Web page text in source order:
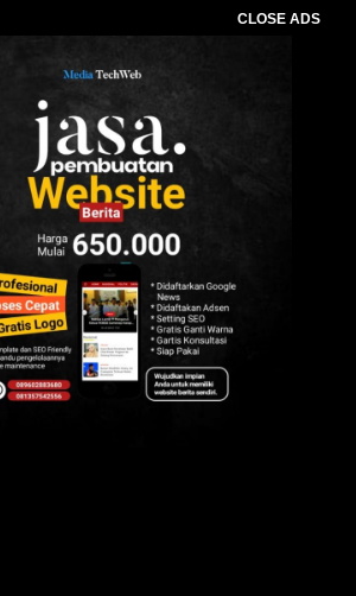
CLOSE ADS